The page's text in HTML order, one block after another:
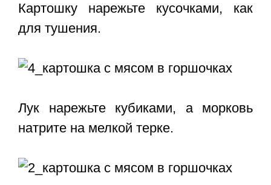
Картошку нарежьте кусочками, как
для тушения.
Лук нарежьте кубиками, а морковь
натрите на мелкой терке.